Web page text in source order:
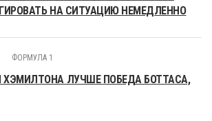
НА СИТУАЦИЮ НЕМЕДЛЕННО
ФОРМУЛА 1
ХЭМИЛТОНА ЛУЧШЕ ПОБЕДА БОТТАСА,